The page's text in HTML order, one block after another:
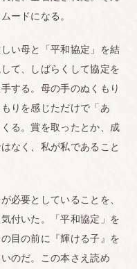
ードになる。
い母と「平和協定」を結
て、しばらくして協定を
する。母の手のぬくもり
りを感じただけで「あ
る。賞を取ったとか、成
なく、私が私であること
必要としていることを、
付いた。「平和協定」を
目の前に『輝ける子』を
のだ。この本さえ読め